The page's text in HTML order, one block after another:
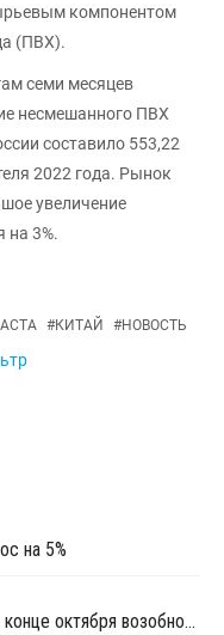
компонентом
(ПВХ).
семи месяцев
несмешанного ПВХ
составило 553,22
2022 года. Рынок
увеличение
на 3%.
#КИТАЙ #НОВОСТЬ
на 5%
Tianjin LG Bohai Chemical планирует в конце октября возобновить производство ВХМ в Китае